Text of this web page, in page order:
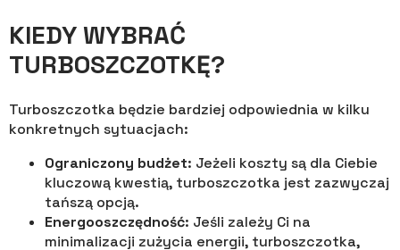
KIEDY WYBRAĆ
TURBOSZCZOTKĘ?
Turboszczotka będzie bardziej odpowiednia w kilku
konkretnych sytuacjach:
Ograniczony budżet: Jeżeli koszty są dla Ciebie
kluczową kwestią, turboszczotka jest zazwyczaj
tańszą opcją.
Energooszczędność: Jeśli zależy Ci na
minimalizacji zużycia energii, turboszczotka,